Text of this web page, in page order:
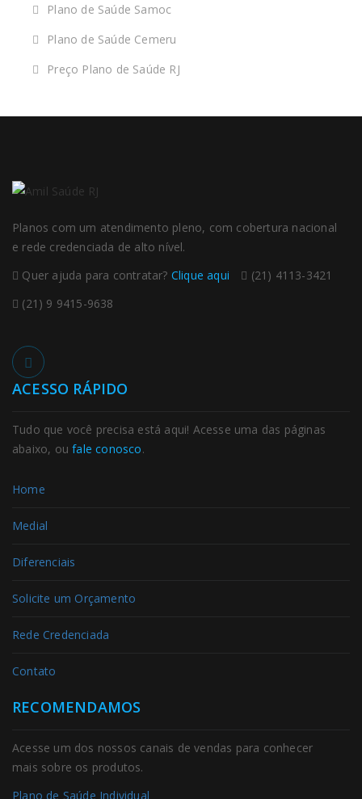
Plano de Saúde Samoc
Plano de Saúde Cemeru
Preço Plano de Saúde RJ
Planos com um atendimento pleno, com cobertura nacional
e rede credenciada de alto nível.
Quer ajuda para contratar? Clique aqui
(21) 4113-3421
(21) 9 9415-9638
ACESSO RÁPIDO
Tudo que você precisa está aqui! Acesse uma das páginas
abaixo, oufale conosco.
Home
Medial
Diferenciais
Solicite um Orçamento
Rede Credenciada
Contato
RECOMENDAMOS
Acesse um dos nossos canais de vendas para conhecer
mais sobre os produtos.
Plano de Saúde Individual